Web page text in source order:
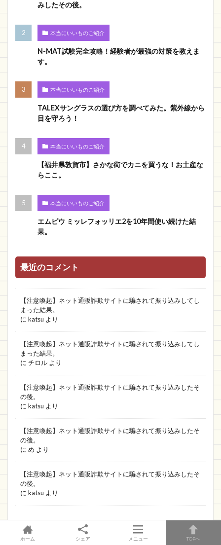
みしたその後。
本当にいいものご紹介
N-MAT試験完全攻略！経験者が最強の対策を教えま
す。
本当にいいものご紹介
TALEXサングラスの選び方を調べてみた。紫外線から
目を守ろう！
本当にいいものご紹介
【福井県敦賀市】さかな街でカニを買うな！お土産な
らここ。
本当にいいものご紹介
エムピウ ミッレフォッリエ2を10年間使い続けた結
果。
最近のコメント
【注意喚起】ネット通販詐欺サイトに騙されて振り込みしてし
まった結果。
に katsu より
【注意喚起】ネット通販詐欺サイトに騙されて振り込みしてし
まった結果。
に チロル より
【注意喚起】ネット通販詐欺サイトに騙されて振り込みしたそ
の後。
に katsu より
【注意喚起】ネット通販詐欺サイトに騙されて振り込みしたそ
の後。
に め より
【注意喚起】ネット通販詐欺サイトに騙されて振り込みしたそ
の後。
に katsu より
ホーム シェア メニュー TOPへ